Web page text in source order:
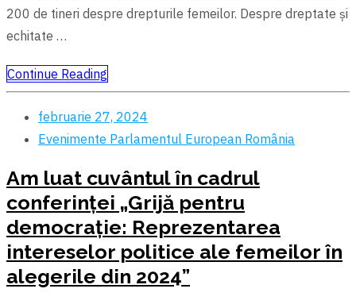
200 de tineri despre drepturile femeilor. Despre dreptate şi
echitate …
Continue Reading
februarie 27, 2024
Evenimente Parlamentul European România
Am luat cuvântul în cadrul
conferinței „Grijă pentru
democrație: Reprezentarea
intereselor politice ale femeilor în
alegerile din 2024”